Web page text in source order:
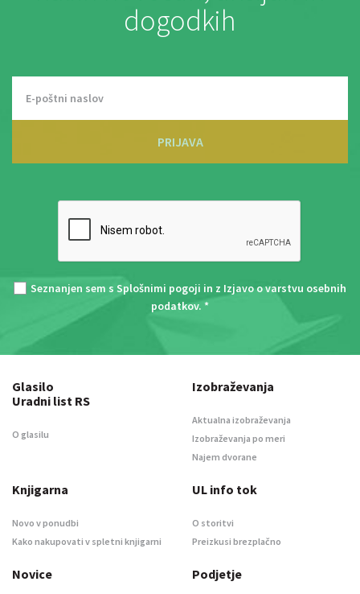
dogodkih
PRIJAVA
Seznanjen sem s Splošnimi pogoji in z Izjavo o varstvu osebnih
podatkov. *
Glasilo
Uradni list RS
O glasilu
Izobraževanja
Aktualna izobraževanja
Izobraževanja po meri
Najem dvorane
Knjigarna
Novo v ponudbi
Kako nakupovati v spletni knjigarni
UL info tok
O storitvi
Preizkusi brezplačno
Novice Podjetje